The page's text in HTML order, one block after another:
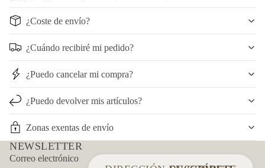
¿Coste de envío?
¿Cuándo recibiré mi pedido?
¿Puedo cancelar mi compra?
¿Puedo devolver mis artículos?
Zonas exentas de envío
NEWSLETTER
Correo electrónico
Política de reembolso
Política de privacidad